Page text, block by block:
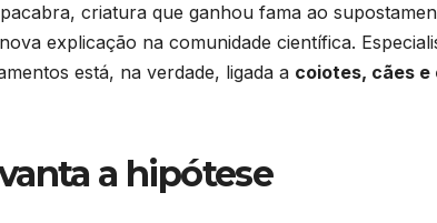
criatura que ganhou fama ao
explicação na comunidade científica.
está, na verdade, ligada a coiotes, cães e
a hipótese